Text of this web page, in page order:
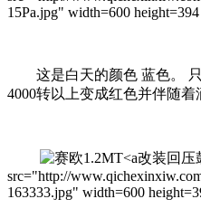
15Pa.jpg" width=600
这是白天的颜色 蓝色。 只
4000转以上变成红色并伴随着
改装回压
src="http://
163333.jpg" width=600